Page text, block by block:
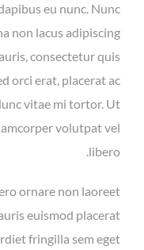
eu nunc. Nunc
non lacus adipiscing
consectetur quis
orci erat, placerat ac
vitae mi tortor. Ut
volutpat vel
libero.
ornare non laoreet
euismod placerat
fringilla sem eget